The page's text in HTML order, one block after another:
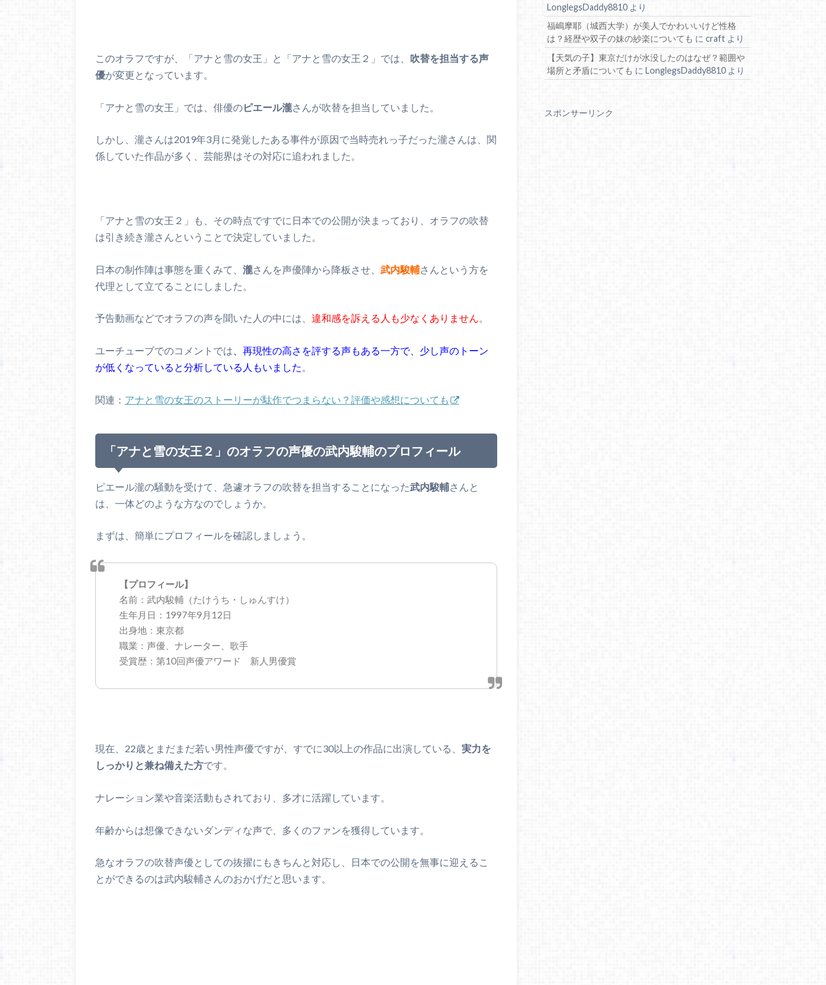
このオラフですが、「アナと雪の女王」と「アナと雪の女王２」では、 吹替を担当する声
優が変更となっています。
「アナと雪の女王」では、俳優のピエール瀧さんが吹替を担当していました。
しかし、瀧さんは2019年3月に発覚したある事件が原因で当時売れっ子だった瀧さんは、関
係していた作品が多く、芸能界はその対応に追われました。
「アナと雪の女王２」も、その時点ですでに日本での公開が決まっており、オラフの吹替
は引き続き瀧さんということで決定していました。
日本の制作陣は事態を重くみて、 瀧さんを声優陣から降板させ、 武内駿輔さんという方を
代理として立てることにしました。
予告動画などでオラフの声を聞いた人の中には、 違和感を訴える人も少なくありません。
ユーチューブでのコメントでは 、再現性の高さを評する声もある一方で、少し声のトーン
が低くなっていると分析している人もいました 。
関連： アナと雪の女王のストーリーが駄作でつまらない？評価や感想についても
「アナと雪の女王２」のオラフの声優の武内駿輔のプロフィール
ピエール瀧の騒動を受けて、急遽オラフの吹替を担当することになった武内駿輔さんと
は、一体どのような方なのでしょうか。
まずは、簡単にプロフィールを確認しましょう。
【プロフィール】
名前：武内駿輔（たけうち・しゅんすけ）
生年月日：1997年9月12日
出身地：東京都
職業：声優、ナレーター、歌手
受賞歴：第10回声優アワード 新人男優賞
現在、22歳とまだまだ若い男性声優ですが、すでに30以上の作品に出演している、 実力を
しっかりと兼ね備えた方です。
ナレーション業や音楽活動もされており、多才に活躍しています。
年齢からは想像できないダンディな声で、多くのファンを獲得しています。
急なオラフの吹替声優としての抜擢にもきちんと対応し、日本での公開を無事に迎えるこ
とができるのは武内駿輔さんのおかげだと思います。
LonglegsDaddy8810 より
福嶋摩耶（城西大学）が美人でかわいいけど性格
は？経歴や双子の妹の紗楽についても にcraft より
【天気の子】東京だけが水没したのはなぜ？範囲や
場所と矛盾についても にLonglegsDaddy8810 より
スポンサーリンク